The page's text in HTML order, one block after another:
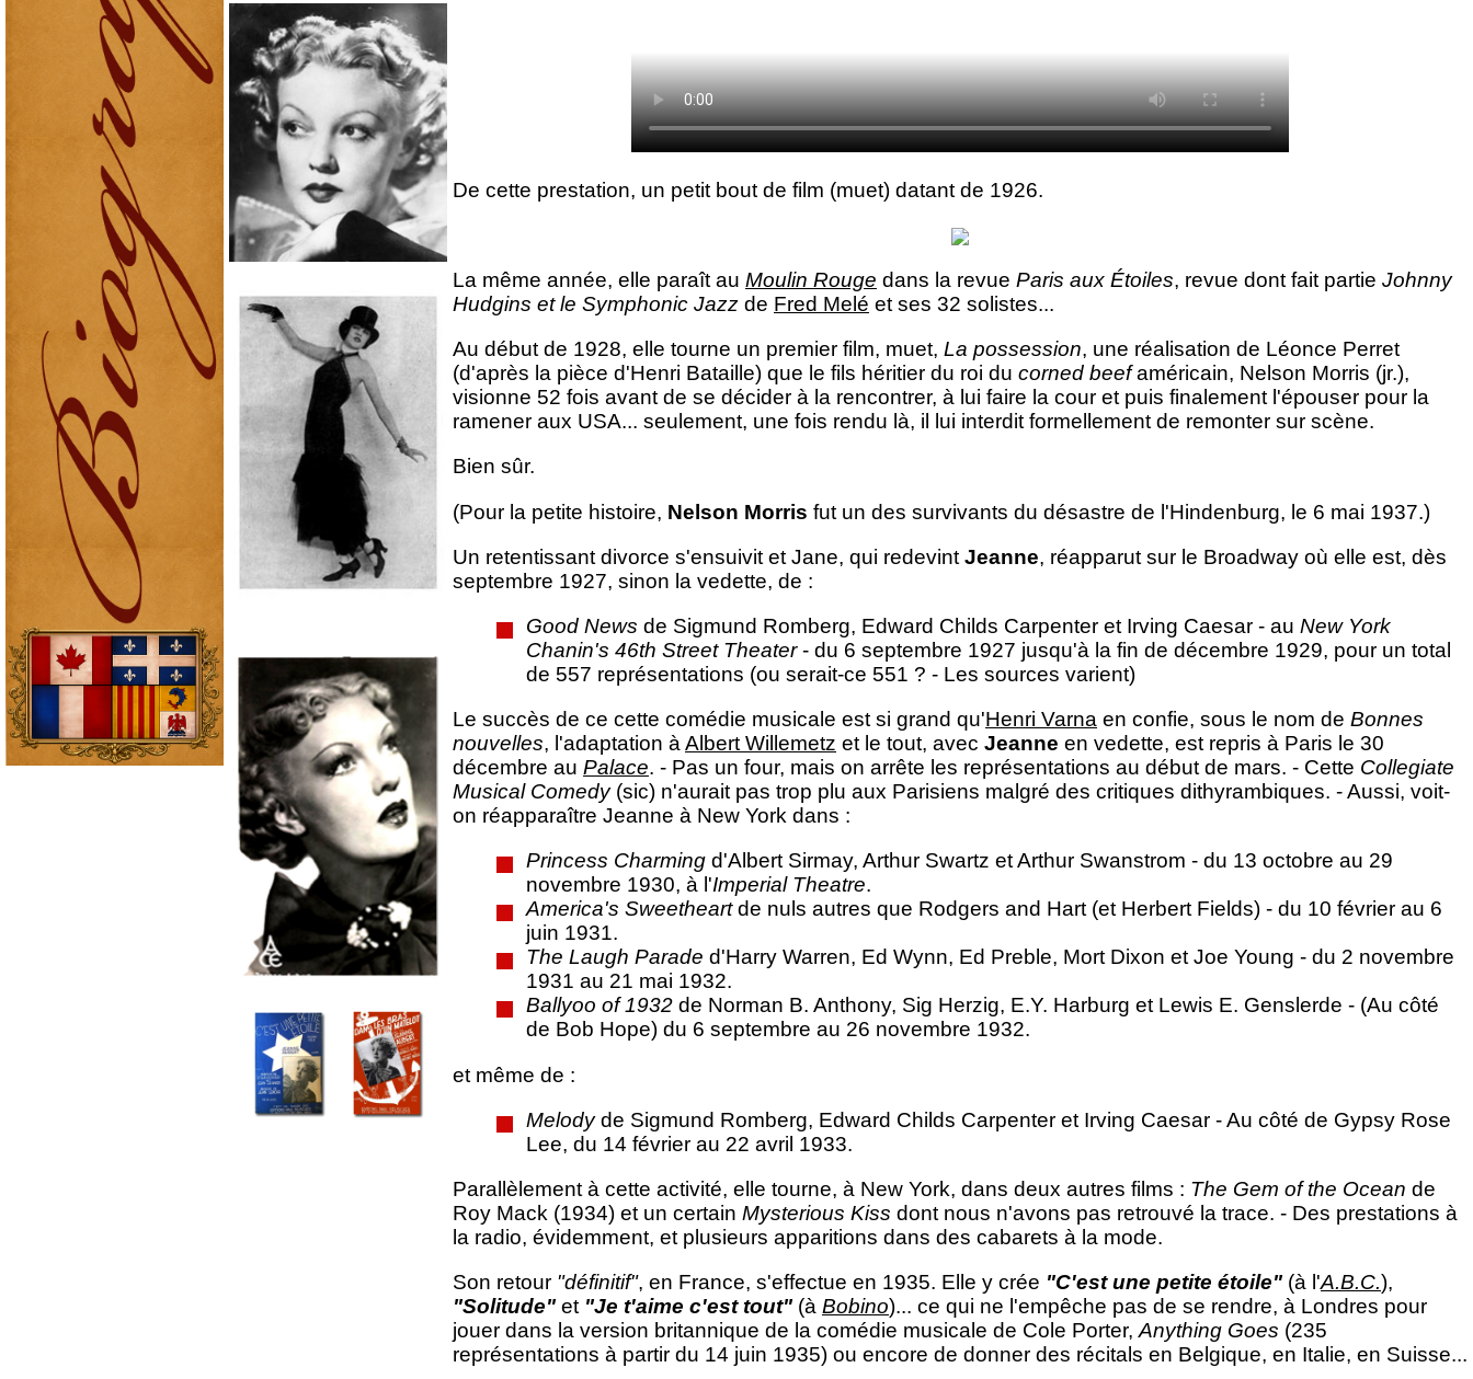
De cette prestation, un petit bout de film (muet) datant de 1926.
La même année, elle paraît au Moulin Rouge dans la revue Paris aux Étoiles, revue dont fait partie Johnny
Hudgins et le Symphonic Jazz de Fred Melé et ses 32 solistes...
Au début de 1928, elle tourne un premier film, muet, La possession, une réalisation de Léonce Perret
(d'après la pièce d'Henri Bataille) que le fils héritier du roi du corned beefaméricain, Nelson Morris (jr.),
visionne 52 fois avant de se décider à la rencontrer, à lui faire la cour et puis finalement l'épouser pour la
ramener aux USA... seulement, une fois rendu là, il lui interdit formellement de remonter sur scène.
Bien sûr.
(Pour la petite histoire, Nelson Morris fut un des survivants du désastre de l'Hindenburg, le 6 mai 1937.)
Un retentissant divorce s'ensuivit et Jane, qui redevint Jeanne, réapparut sur le Broadway où elle est, dès
septembre 1927, sinon la vedette, de :
Good News de Sigmund Romberg, Edward Childs Carpenter et Irving Caesar - au New York
Chanin's 46th Street Theater- du 6 septembre 1927 jusqu'à la fin de décembre 1929, pour un total
de 557 représentations (ou serait-ce 551 ? - Les sources varient)
Le succès de ce cette comédie musicale est si grand qu'Henri Varna en confie, sous le nom de Bonnes
nouvelles, l'adaptation àAlbert Willemetz et le tout, avec Jeanne en vedette, est repris à Paris le 30
décembre au Palace. - Pas un four, mais on arrête les représentations au début de mars. - Cette Collegiate
Musical Comedy(sic) n'aurait pas trop plu aux Parisiens malgré des critiques dithyrambiques. - Aussi, voit-
on réapparaître Jeanne à New York dans :
Princess Charmingd'Albert Sirmay, Arthur Swartz et Arthur Swanstrom - du 13 octobre au 29
novembre 1930, à l'Imperial Theatre.
America's Sweetheartde nuls autres que Rodgers and Hart (et Herbert Fields) - du 10 février au 6
juin 1931.
The Laugh Parade d'Harry Warren, Ed Wynn, Ed Preble, Mort Dixon et Joe Young - du 2 novembre
1931 au 21 mai 1932.
Ballyoo of 1932de Norman B. Anthony, Sig Herzig, E.Y. Harburg et Lewis E. Genslerde - (Au côté
de Bob Hope) du 6 septembre au 26 novembre 1932.
et même de :
Melodyde Sigmund Romberg, Edward Childs Carpenter et Irving Caesar - Au côté de Gypsy Rose
Lee, du 14 février au 22 avril 1933.
Parallèlement à cette activité, elle tourne, à New York, dans deux autres films : The Gem of the Ocean de
Roy Mack (1934) et un certain Mysterious Kiss dont nous n'avons pas retrouvé la trace. - Des prestations à
la radio, évidemment, et plusieurs apparitions dans des cabarets à la mode.
Son retour "définitif", en France, s'effectue en 1935. Elle y crée "C'est une petite étoile" (à l'A.B.C.),
"Solitude" et "Je t'aime c'est tout" (à Bobino)... ce qui ne l'empêche pas de se rendre, à Londres pour
jouer dans la version britannique de la comédie musicale de Cole Porter, Anything Goes (235
représentations à partir du 14 juin 1935) ou encore de donner des récitals en Belgique, en Italie, en Suisse...